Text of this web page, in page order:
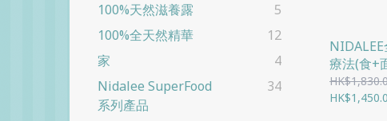
100%天然滋養露
5
100%全天然精華
12
家
4
Nidalee SuperFood
系列產品
34
療法(食+